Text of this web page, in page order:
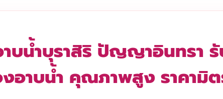
บน้ำบุราสิริ ปัญญาอินทรา
อาบน้ำ คุณภาพสูง ราคามิ